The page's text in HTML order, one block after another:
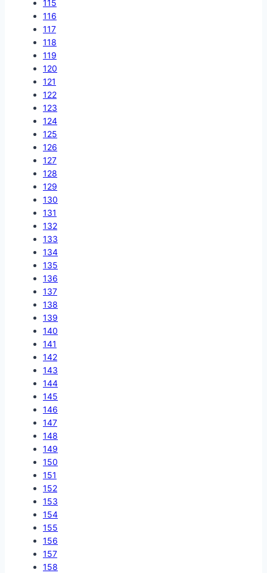
115
116
117
118
119
120
121
122
123
124
125
126
127
128
129
130
131
132
133
134
135
136
137
138
139
140
141
142
143
144
145
146
147
148
149
150
151
152
153
154
155
156
157
158